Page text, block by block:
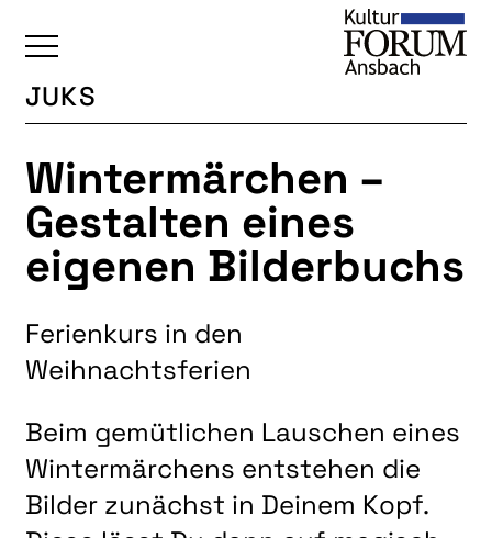
ÜBERSICHT
KALENDER
UNSERE BEREICHE
BAUKULTUR
FOTOGRUPPE
INTERKULTUR
JUNGE KUNSTSCHULE
KUNSTREISEN
LITERATUR
JUKS
Wintermärchen –
Gestalten eines
eigenen Bilderbuchs
Ferienkurs in den
Weihnachtsferien
Beim gemütlichen Lauschen eines
Wintermärchens entstehen die
Bilder zunächst in Deinem Kopf.